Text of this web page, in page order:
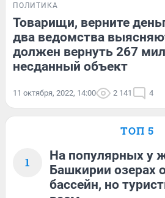
ПОЛИТИКА
Товарищи, верните
два ведомства
должен вернуть 267
несданный объект
11 октября, 2022, 14:00 2 141 4
ТОП 5
1
На популярных у
Башкирии озерах
бассейн, но